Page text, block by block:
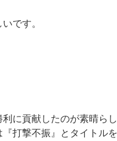
です。
に貢献したのが素晴ら
打撃不振』とタイトル